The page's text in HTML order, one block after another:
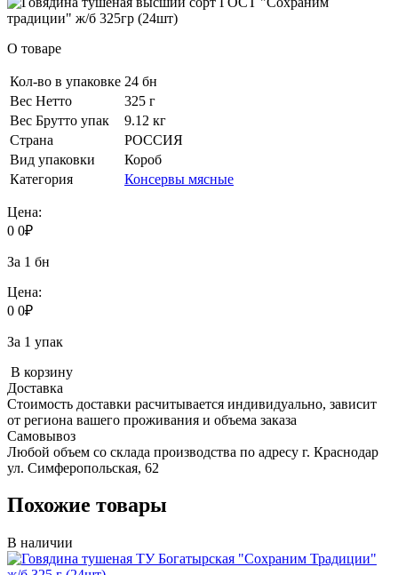
О товаре
Кол-во в упаковке 24 бн
Вес Нетто
325 г
Вес Брутто упак
9.12 кг
Страна
РОССИЯ
Вид упаковки
Короб
Категория
Консервы мясные
Цена:
0 0₽
За 1 бн
Цена:
0 0₽
За 1 упак
В корзину
Доставка
Стоимость доставки расчитывается индивидуально, зависит
от региона вашего проживания и объема заказа
Самовывоз
Любой объем со склада производства по адресу г. Краснодар
ул. Симферопольская, 62
Похожие товары
В наличии